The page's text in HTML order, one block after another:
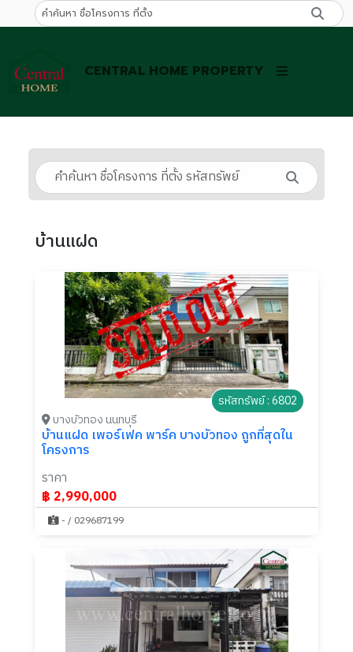
CENTRAL HOME PROPERTY
บ้านแฝด
รหัสทรัพย์ : 6802
บางบัวทอง นนทบุรี
บ้านแฝด เพอร์เฟค พาร์ค บางบัวทอง ถูกที่สุดใน
โครงการ
ราคา
฿ 2,990,000
- / 029687199